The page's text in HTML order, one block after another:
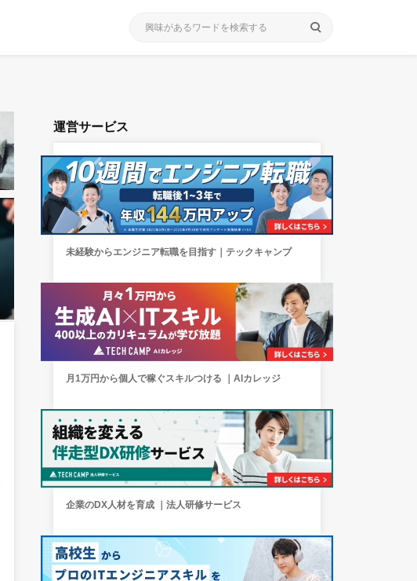
search
運営サービス
未経験からエンジニア転職を目指す｜テックキャンプ
月1万円から個人で稼ぐスキルつける ｜AIカレッジ
企業のDX人材を育成 ｜法人研修サービス